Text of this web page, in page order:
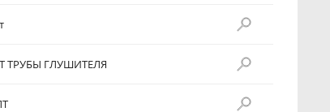
ТРУБЫ ГЛУШИТЕЛЯ